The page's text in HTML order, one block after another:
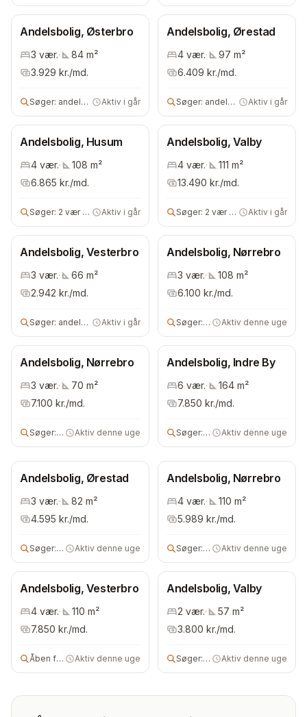
Andelsbolig, Østerbro
3 vær.· 84 m²
3.929 kr./md.
Søger: andelsbolig Aktiv i går
Andelsbolig, Ørestad
4 vær.· 97 m²
6.409 kr./md.
Søger: andelsbolig Aktiv i går
Andelsbolig, Husum
4 vær.· 108 m²
6.865 kr./md.
Søger: 2 vær andelsbolig Aktiv i går
Andelsbolig, Valby
4 vær.· 111 m²
13.490 kr./md.
Søger: 2 vær andels- eller ejerbolig Aktiv i går
Andelsbolig, Vesterbro
3 vær.· 66 m²
2.942 kr./md.
Søger: andelsbolig Aktiv i går
Andelsbolig, Nørrebro
3 vær.· 108 m²
6.100 kr./md.
Søger:3 vær bolig
Aktiv denne uge
Andelsbolig, Nørrebro
3 vær.· 70 m²
7.100 kr./md.
Søger:3 vær andels- eller ejerbolig
Aktiv denne uge
Andelsbolig, Indre By
6 vær.· 164 m²
7.850 kr./md.
Søger:5 vær andels- eller
Aktiv denne uge
Andelsbolig, Ørestad
3 vær.· 82 m²
4.595 kr./md.
Søger:andels- eller ejerbolig
Aktiv denne uge
Andelsbolig, Nørrebro
4 vær.· 110 m²
5.989 kr./md.
Søger:2 vær andels- eller
Aktiv denne uge
Andelsbolig, Vesterbro
4 vær.· 110 m²
7.850 kr./md.
Åben for alle Aktiv denne uge
Andelsbolig, Valby
2 vær.· 57 m²
3.800 kr./md.
Søger:2 vær bolig
Aktiv denne uge